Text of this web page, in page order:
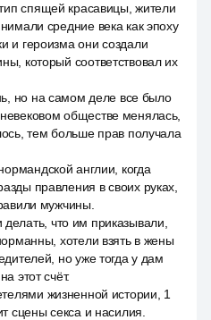
спящей красавицы, жители
средние века как эпоху
и героизма они создали
который соответствовал их
но на самом деле все было
обществе менялась,
тем больше прав получала
англии, когда
правления в своих руках,
мужчины.
что им приказывали,
хотели взять в жены
но уже тогда у дам
этот счёт.
жизненной истории, 1
сцены секса и насилия.